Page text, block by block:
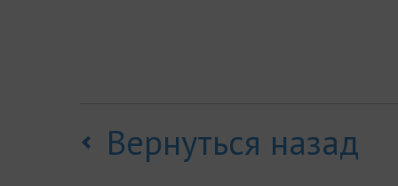
Вернуться назад